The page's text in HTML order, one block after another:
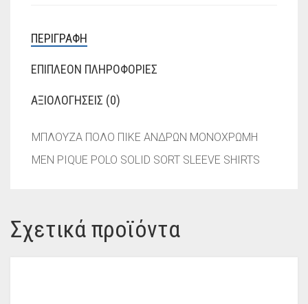
ΠΕΡΙΓΡΑΦΉ
ΕΠΙΠΛΈΟΝ ΠΛΗΡΟΦΟΡΊΕΣ
ΑΞΙΟΛΟΓΉΣΕΙΣ (0)
ΜΠΛΟΥΖΑ ΠΟΛΟ ΠΙΚΕ ΑΝΔΡΩΝ ΜΟΝΟΧΡΩΜΗ
MEN PIQUE POLO SOLID SORT SLEEVE SHIRTS
Σχετικά προϊόντα